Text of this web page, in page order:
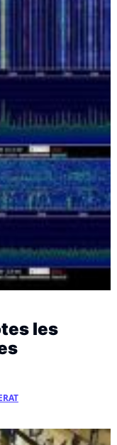
les